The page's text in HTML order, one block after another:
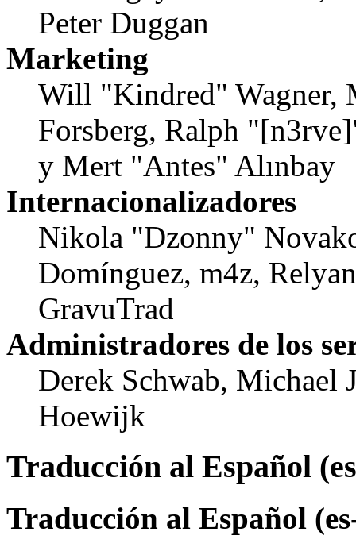
Peter Duggan
Marketing
Will "Kindred" Wagner,
Forsberg, Ralph
y Mert "Antes" Alınbay
Internacionalizadores
Nikola "Dzonny"
Domínguez, m4z,
GravuTrad
Administradores de los
Derek Schwab, Michael
Hoewijk
Traducción al Español
Traducción al Español